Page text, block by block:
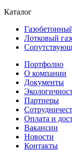
Каталог
Лотковый
Портфолио
О компании
Документы
Партнеры
Оплата и
Вакансии
Новости
Контакты